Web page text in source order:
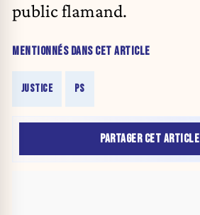
public flamand.
MENTIONNÉS DANS CET ARTICLE
JUSTICE PS
PARTAGER CET ARTICLE